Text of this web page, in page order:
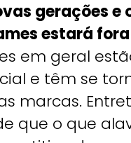
gerações
estará fora
em geral
e têm se
marcas.
que o que